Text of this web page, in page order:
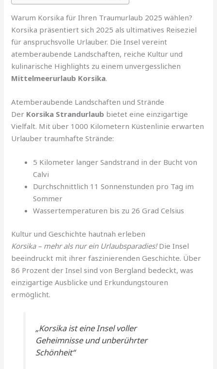
Warum Korsika für Ihren Traumurlaub 2025 wählen?
Korsika präsentiert sich 2025 als ultimatives Reiseziel
für anspruchsvolle Urlauber. Die Insel vereint
atemberaubende Landschaften, reiche Kultur und
kulinarische Highlights zu einem unvergesslichen
Mittelmeerurlaub Korsika.
Atemberaubende Landschaften und Strände
Der Korsika Strandurlaub bietet eine einzigartige
Vielfalt. Mit über 1000 Kilometern Küstenlinie erwarten
Urlauber traumhafte Strände:
5 Kilometer langer Sandstrand in der Bucht von
Calvi
Durchschnittlich 11 Sonnenstunden pro Tag im
Sommer
Wassertemperaturen bis zu 26 Grad Celsius
Kultur und Geschichte hautnah erleben
Korsika – mehr als nur ein Urlaubsparadies!Die Insel
beeindruckt mit ihrer faszinierenden Geschichte. Über
86 Prozent der Insel sind von Bergland bedeckt, was
einzigartige Ausblicke und Erkundungstouren
ermöglicht.
„Korsika ist eine Insel voller
Geheimnisse und unberührter
Schönheit“